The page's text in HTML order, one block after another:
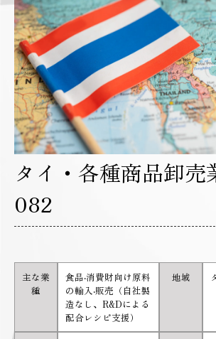
タイ・各種商品卸
082
主な業
種
食品‧消費財向け原料
の輸入‧販売（自社製
造なし、R&Dによる
配合レシピ支援）
地域